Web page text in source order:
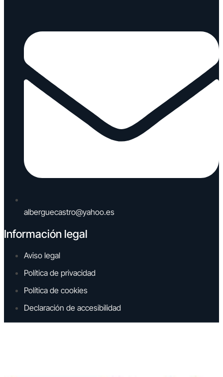
alberguecastro@yahoo.es
Información legal
Aviso legal
Política de privacidad
Política de cookies
Declaración de accesibilidad